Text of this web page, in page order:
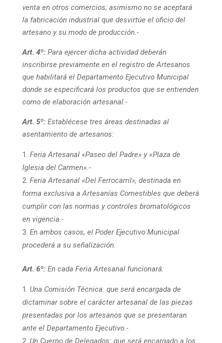
venta en otros comercios; asimismo no se aceptará
la fabricación industrial que desvirtúe el oficio del
artesano y su modo de producción.-
Art. 4º:Para ejercer dicha actividad deberán
inscribirse previamente en el registro de Artesanos
que habilitará el Departamento Ejecutivo Municipal
donde se especificará los productos que se entienden
como de elaboración artesanal.-
Art. 5º:Establécese tres áreas destinadas al
asentamiento de artesanos:
Feria Artesanal «Paseo del Padre» y «Plaza de
Iglesia del Carmen».-
Feria Artesanal «Del Ferrocarril», destinada en
forma exclusiva a Artesanías Comestibles que deberá
cumplir con las normas y controles bromatológicos
en vigencia.-
En ambos casos, el Poder Ejecutivo Municipal
procederá a su señalización.
Art. 6º:En cada Feria Artesanal funcionará:
Una Comisión Técnica: que será encargada de
dictaminar sobre el carácter artesanal de las piezas
presentadas por los artesanos que se presentaran
ante el Departamento Ejecutivo.-
Un Cuerpo de Delegados: que será encargado a los